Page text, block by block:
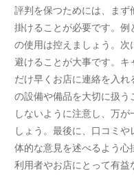
評判を保つためには、ま
掛けることが必要です。
の使用は控えましょう。
避けることが大事です。
だけ早くお店に連絡を入
の設備や備品を大切に扱
しないように注意し、万
しょう。最後に、口コミ
体的な意見を述べるよう
利用者やお店にとって有益